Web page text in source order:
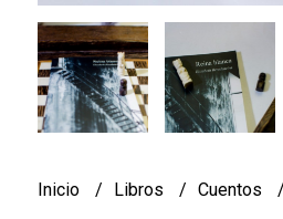
Inicio Libros Cuentos